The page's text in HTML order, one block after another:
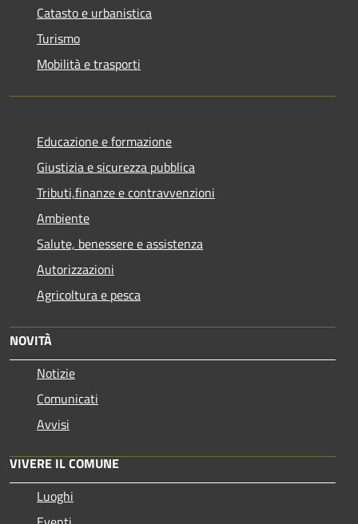
Catasto e urbanistica
Turismo
Mobilità e trasporti
Educazione e formazione
Giustizia e sicurezza pubblica
Tributi,finanze e contravvenzioni
Ambiente
Salute, benessere e assistenza
Autorizzazioni
Agricoltura e pesca
NOVITÀ
Notizie
Comunicati
Avvisi
VIVERE IL COMUNE
Luoghi